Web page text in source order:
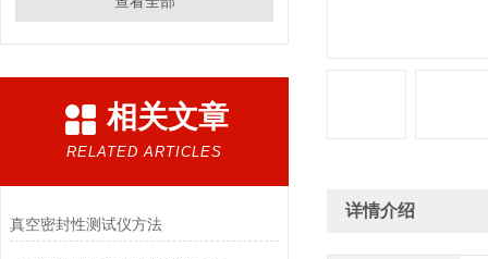
相关文章
RELATED ARTICLES
真空密封性测试仪方法
详情介绍